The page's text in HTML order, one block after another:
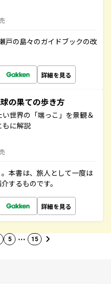
戸の島々のガイドブックの改
詳細を見る
の果ての歩き方
世界の「端っこ」を景観＆
もに解説
。本書は、旅人として一度は
するものです。
詳細を見る
5 … 15